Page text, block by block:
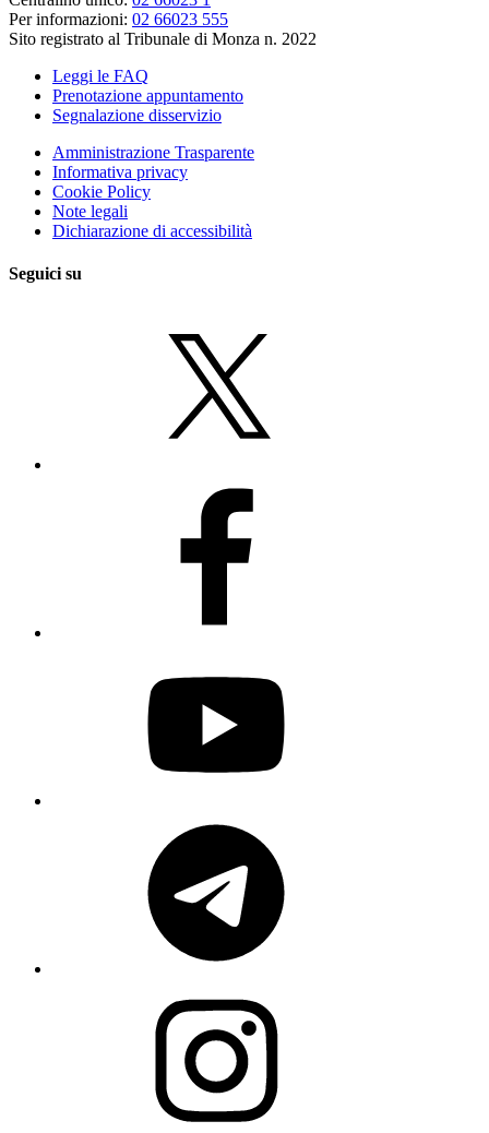
Per informazioni: 02 66023 555
Sito registrato al Tribunale di Monza n. 2022
Leggi le FAQ
Prenotazione appuntamento
Segnalazione disservizio
Amministrazione Trasparente
Informativa privacy
Cookie Policy
Note legali
Dichiarazione di accessibilità
Seguici su